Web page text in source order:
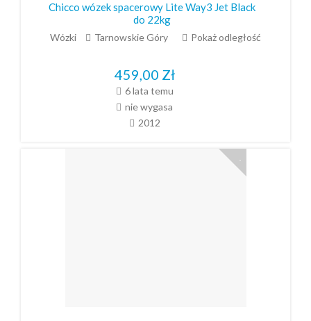
Chicco wózek spacerowy Lite Way3 Jet Black
do 22kg
Wózki Tarnowskie Góry Pokaż odległość
459,00 Zł
6 lata temu
nie wygasa
2012